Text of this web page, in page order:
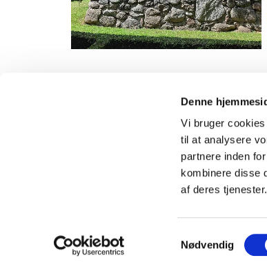
Denne
Vi bruger
til at analysere
partnere inden
kombinere disse
af deres tjenester.
a
Nødvendig